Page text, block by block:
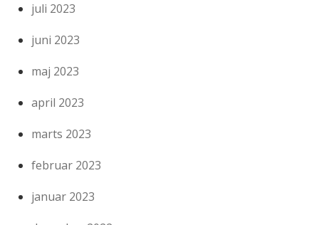
juli 2023
juni 2023
maj 2023
april 2023
marts 2023
februar 2023
januar 2023